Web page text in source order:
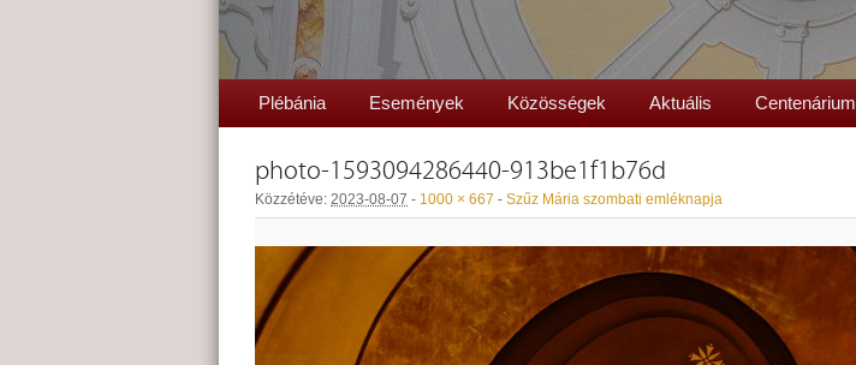
Plébánia Események Közösségek Aktuális Centenárium
photo-1593094286440-913be1f1b76d
Közzétéve: 2023-08-07 - 1000 × 667 - Szűz Mária szombati emléknapja